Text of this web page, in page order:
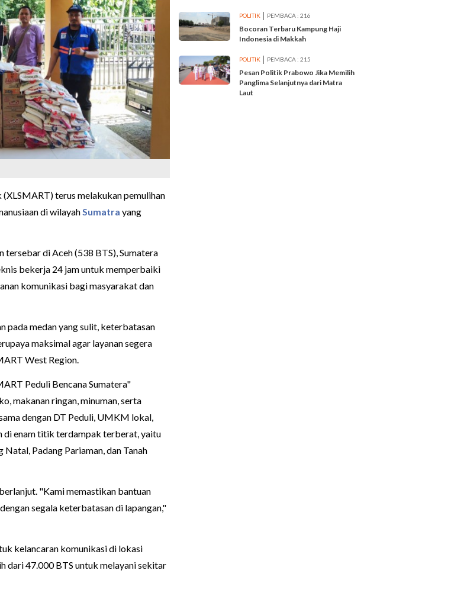
terus melakukan pemulihan
di wilayahSumatra yang
tersebar di Aceh (538 BTS), Sumatera
bekerja 24 jam untuk memperbaiki
komunikasi bagi masyarakat dan
pada medan yang sulit, keterbatasan
maksimal agar layanan segera
West Region.
Peduli Bencana Sumatera"
makanan ringan, minuman, serta
dengan DT Peduli, UMKM lokal,
di enam titik terdampak terberat, yaitu
Padang Pariaman, dan Tanah
"Kami memastikan bantuan
segala keterbatasan di lapangan,"
kelancaran komunikasi di lokasi
dari 47.000 BTS untuk melayani sekitar
POLITIK PEMBACA : 216
Bocoran Terbaru Kampung Haji
Indonesia di Makkah
POLITIK PEMBACA : 215
Pesan Politik Prabowo Jika Memilih
Panglima Selanjutnya dari Matra
Laut